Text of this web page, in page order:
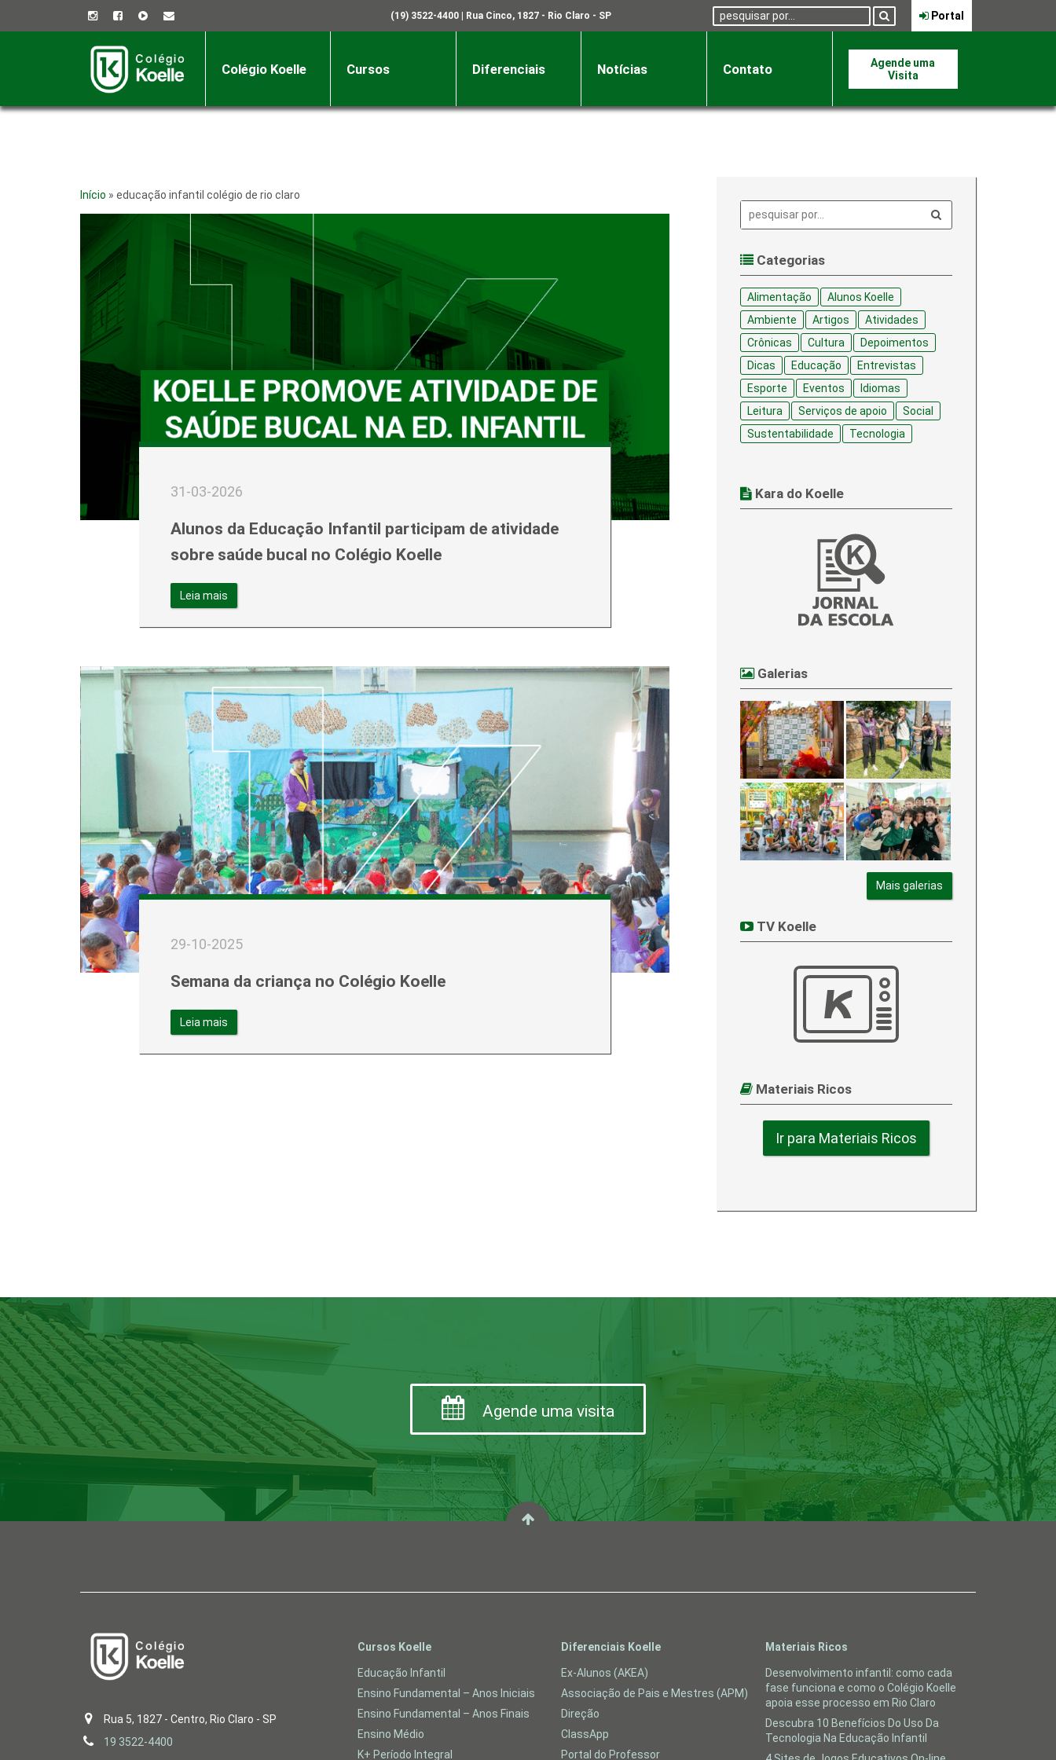
(19) 3522-4400 | Rua Cinco, 1827 - Rio Claro - SP Pesquisa: Portal
Colégio Koelle Cursos Diferenciais Notícias Contato
Agende uma
Visita
Início » educação infantil colégio de rio claro
31-03-2026
Alunos da Educação Infantil participam de atividade
sobre saúde bucal no Colégio Koelle
Leia mais
29-10-2025
Semana da criança no Colégio Koelle
Leia mais
Pesquisa:
Categorias
Alimentação
Alunos Koelle
Ambiente
Artigos
Atividades
Crônicas
Cultura
Depoimentos
Dicas
Educação
Entrevistas
Esporte
Eventos
Idiomas
Leitura
Serviços de apoio
Social
Sustentabilidade
Tecnologia
Kara do Koelle
Galerias
Mais galerias
TV Koelle
Materiais Ricos
Ir para Materiais Ricos
Agende uma visita
Rua 5, 1827 - Centro, Rio Claro - SP
19 3522-4400
Cursos Koelle
Educação Infantil
Ensino Fundamental – Anos Iniciais
Ensino Fundamental – Anos Finais
Ensino Médio
K+ Período Integral
Diferenciais Koelle
Ex-Alunos (AKEA)
Associação de Pais e Mestres (APM)
Direção
ClassApp
Portal do Professor
Materiais Ricos
Desenvolvimento infantil: como cada
fase funciona e como o Colégio Koelle
apoia esse processo em Rio Claro
Descubra 10 Benefícios Do Uso Da
Tecnologia Na Educação Infantil